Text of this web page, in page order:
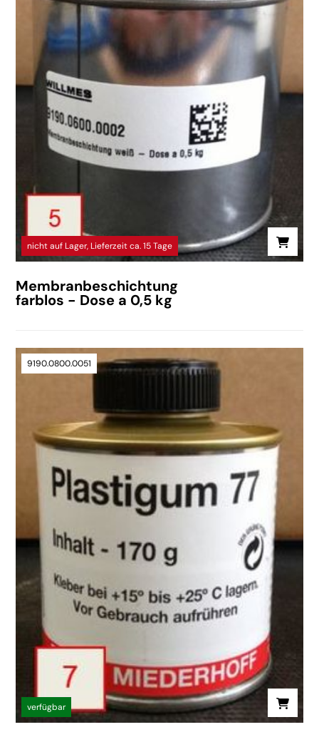
nicht auf Lager, Lieferzeit ca. 15 Tage
Membranbeschichtung
farblos - Dose a 0,5 kg
9190.0800.0051
verfügbar